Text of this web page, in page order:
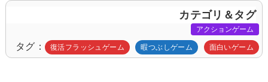
カテゴリ＆タグ
アクションゲーム
タグ 復活フラッシュゲーム 暇つぶしゲーム 面白いゲーム